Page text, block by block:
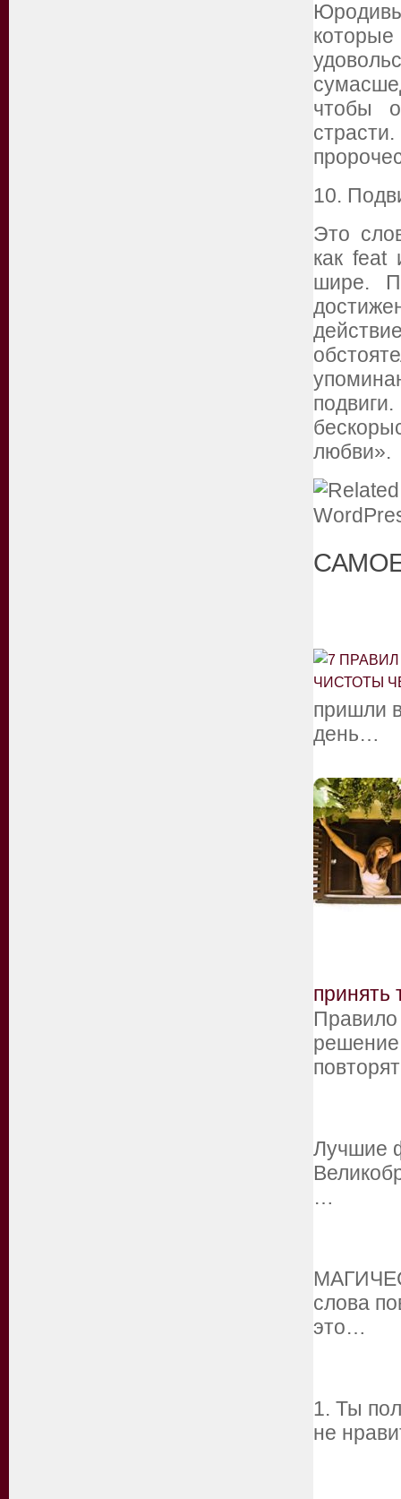
чтобы
10.
Это
как feat
шире.
любви».
пришли
день…
принять
Правило
Лучшие
…
слова
это…
1. Ты
не